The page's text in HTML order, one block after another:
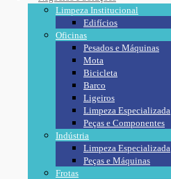
Limpeza Institucional
Edifícios
Oficinas
Pesados e Máquinas
Mota
Bicicleta
Barco
Ligeiros
Limpeza Especializada
Peças e Componentes
Indústria
Limpeza Especializada
Peças e Máquinas
Frotas